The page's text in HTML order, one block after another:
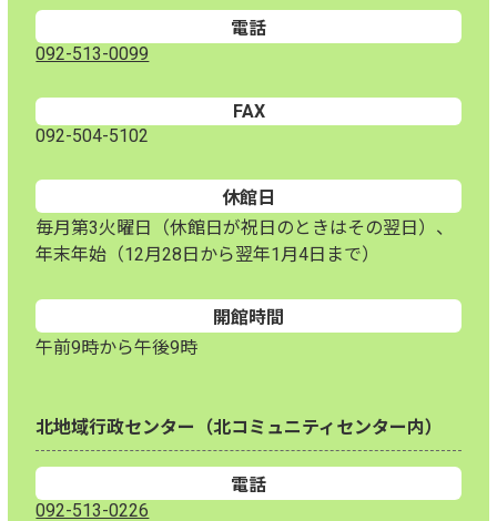
電話
092-513-0099
FAX
092-504-5102
休館日
毎月第3火曜日（休館日が祝日のときはその翌日）、
年末年始（12月28日から翌年1月4日まで）
開館時間
午前9時から午後9時
北地域行政センター（北コミュニティセンター内）
電話
092-513-0226